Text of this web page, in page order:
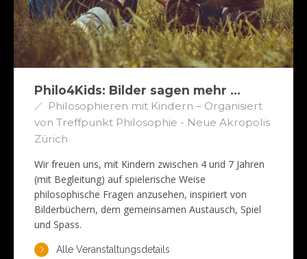
Philo4Kids: Bilder sagen mehr …
Philosophieren mit Kindern – Organisiert
von Treffpunkt Philosophie - Neue Akropolis
Zürich
Wir freuen uns, mit Kindern zwischen 4 und 7 Jahren
(mit Begleitung) auf spielerische Weise
philosophische Fragen anzusehen, inspiriert von
Bilderbüchern, dem gemeinsamen Austausch, Spiel
und Spass.
Alle Veranstaltungsdetails